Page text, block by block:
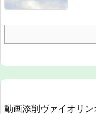
動画添削ヴァイオリ